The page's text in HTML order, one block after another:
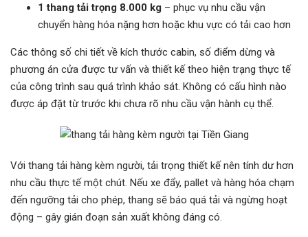
1 thang tải trọng 8.000 kg – phục vụ nhu cầu vận
chuyển hàng hóa nặng hơn hoặc khu vực có tải cao hơn
Các thông số chi tiết về kích thước cabin, số điểm dừng và
phương án cửa được tư vấn và thiết kế theo hiện trạng thực tế
của công trình sau quá trình khảo sát. Không có cấu hình nào
được áp đặt từ trước khi chưa rõ nhu cầu vận hành cụ thể.
Với thang tải hàng kèm người, tải trọng thiết kế nên tính dư hơn
nhu cầu thực tế một chút. Nếu xe đẩy, pallet và hàng hóa chạm
đến ngưỡng tải cho phép, thang sẽ báo quá tải và ngừng hoạt
động – gây gián đoạn sản xuất không đáng có.